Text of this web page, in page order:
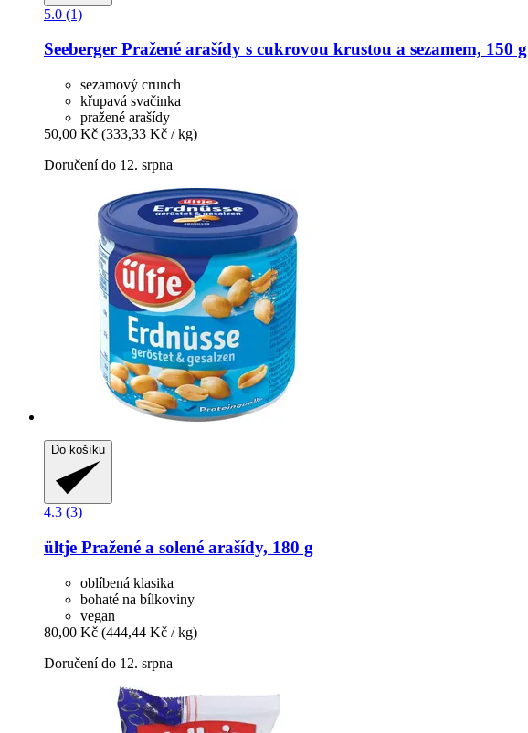
5.0 (1)
Seeberger Pražené arašídy s cukrovou krustou a sezamem, 150 g
sezamový crunch
křupavá svačinka
pražené arašídy
50,00 Kč (333,33 Kč / kg)
Doručení do 12. srpna
Do košíku
4.3 (3)
ültje Pražené a solené arašídy, 180 g
oblíbená klasika
bohaté na bílkoviny
vegan
80,00 Kč (444,44 Kč / kg)
Doručení do 12. srpna